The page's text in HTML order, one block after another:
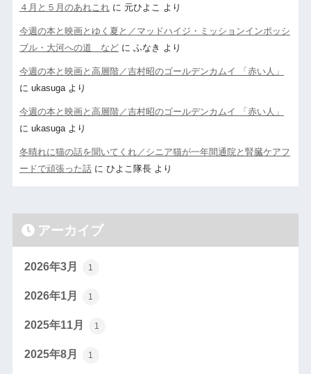
４月と５月のあれこれに 元ひよこ より
今週の本と映画とゆく夏と／マッドハイジ・ミッションインポッシ
ブル・大河への道 などに ふなき より
今週の本と映画と高層階／吉村昭のゴールデンカムイ 「赤い人」
に ukasugaより
今週の本と映画と高層階／吉村昭のゴールデンカムイ 「赤い人」
に ukasugaより
冬晴れに猫の話を聞いてくれ／シニア猫が一年間通院と腎臓ケアフ
ードで頑張った話に ひよこ隊長より
アーカイブ
2026年3月 1
2026年1月 1
2025年11月 1
2025年8月 1